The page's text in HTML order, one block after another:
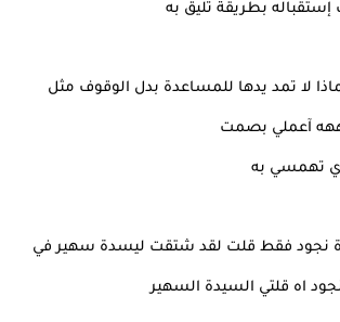
بطريقة تليق به
لا تمد يدها للمساعدة بدل الوقوف مثل
آعملي بصمت
تهمسي به
نجود فقط قلت لقد شتقت ليسدة سهير في
اه قلتي السيدة السهير